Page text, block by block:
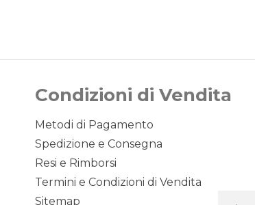
Condizioni di Vendita
Metodi di Pagamento
Spedizione e Consegna
Resi e Rimborsi
Termini e Condizioni di Vendita
Sitemap